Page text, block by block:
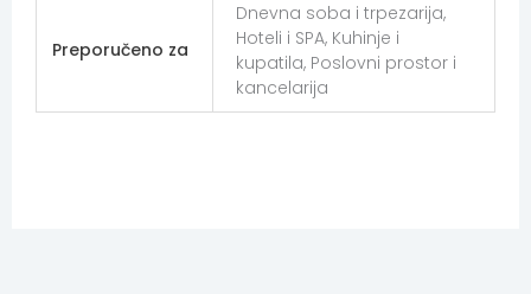
Preporučeno za
Dnevna soba i trpezarija,
Hoteli i SPA, Kuhinje i
kupatila, Poslovni prostor i
kancelarija